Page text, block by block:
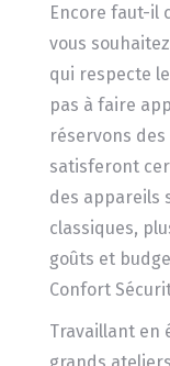
Encore faut-il
vous
qui respecte
pas à faire
réservons
satisferont
des appareils
classiques,
goûts et
Confort
Travaillant en